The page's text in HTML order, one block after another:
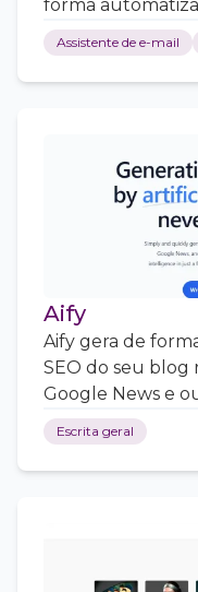
forma
Assistente de e-mail
Aify
Aify gera de
SEO do seu blog
Google News e
Escrita geral